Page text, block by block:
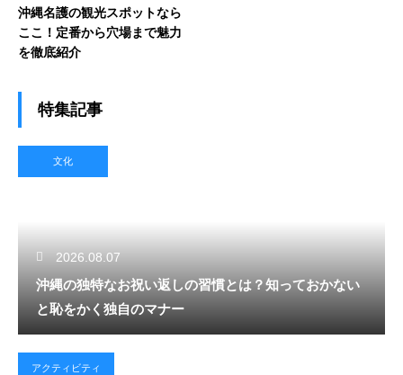
沖縄名護の観光スポットなら
ここ！定番から穴場まで魅力
を徹底紹介
特集記事
文化
2026.08.07
沖縄の独特なお祝い返しの習慣とは？知っておかない
と恥をかく独自のマナー
アクティビティ